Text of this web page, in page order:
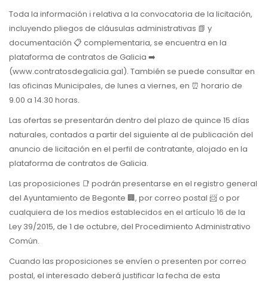
Toda la información ℹ️ relativa a la convocatoria de la licitación,
incluyendo pliegos de cláusulas administrativas 📗 y
documentación 📋 complementaria, se encuentra en la
plataforma de contratos de Galicia ➡️
(www.contratosdegalicia.gal). También se puede consultar en
las oficinas Municipales, de lunes a viernes, en ⏰ horario de
9.00 a 14.30 horas.
Las ofertas se presentarán dentro del plazo de quince 15 días
naturales, contados a partir del siguiente al de publicación del
anuncio de licitación en el perfil de contratante, alojado en la
plataforma de contratos de Galicia.
Las proposiciones 📑 podrán presentarse en el registro general
del Ayuntamiento de Begonte 🏢, por correo postal 📨 o por
cualquiera de los medios establecidos en el artículo 16 de la
Ley 39/2015, de 1 de octubre, del Procedimiento Administrativo
Común.
Cuando las proposiciones se envíen o presenten por correo
postal, el interesado deberá justificar la fecha de esta